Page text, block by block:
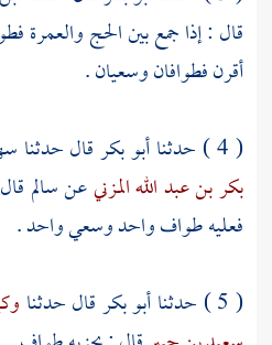
قال : إذا جمع بين الحج
أقرن فطوافان وسعيان .
( 4 ) حدثنا
أبو بكرقال حدثنا
بكر بن عبد الله المزنيعنسالم
فعليه طواف واحد وسعي واحد .
( 5 ) حدثنا
أبو بكرقال حدثنا